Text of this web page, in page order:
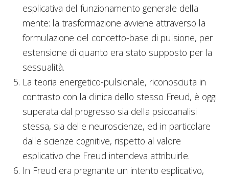
esplicativa del funzionamento generale della
mente: la trasformazione avviene attraverso la
formulazione del concetto-base di pulsione, per
estensione di quanto era stato supposto per la
sessualità.
La teoria energetico-pulsionale, riconosciuta in
contrasto con la clinica dello stesso Freud, è oggi
superata dal progresso sia della psicoanalisi
stessa, sia delle neuroscienze, ed in particolare
dalle scienze cognitive, rispetto al valore
esplicativo che Freud intendeva attribuirle.
In Freud era pregnante un intento esplicativo,